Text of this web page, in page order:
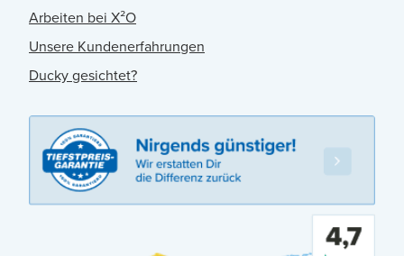
Arbeiten bei X²O
Unsere Kundenerfahrungen
Ducky gesichtet?